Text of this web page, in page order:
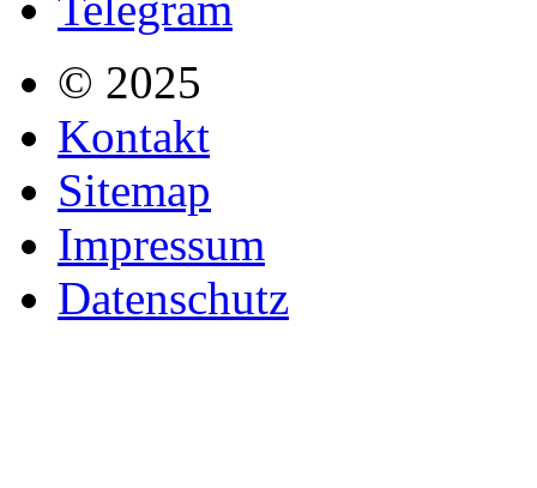
© 2025
Kontakt
Sitemap
Impressum
Datenschutz